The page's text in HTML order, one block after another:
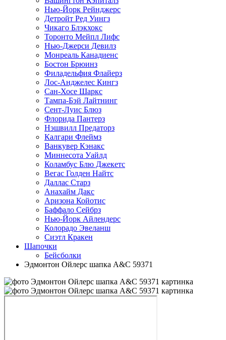
Нью-Йорк Рейнджерс
Детройт Ред Уингз
Чикаго Блэкхокс
Торонто Мейпл Лифс
Нью-Джерси Девилз
Монреаль Канадиенс
Бостон Брюинз
Филадельфия Флайерз
Лос-Анджелес Кингз
Сан-Хосе Шаркс
Тампа-Бэй Лайтнинг
Сент-Луис Блюз
Флорида Пантерз
Нэшвилл Предаторз
Калгари Флеймз
Ванкувер Кэнакс
Миннесота Уайлд
Коламбус Блю Джекетс
Вегас Голден Найтс
Даллас Старз
Анахайм Дакс
Аризона Койотис
Баффало Сейбрз
Нью-Йорк Айлендерс
Колорадо Эвеланш
Сиэтл Кракен
Шапочки
Бейсболки
Эдмонтон Ойлерс шапка A&C 59371